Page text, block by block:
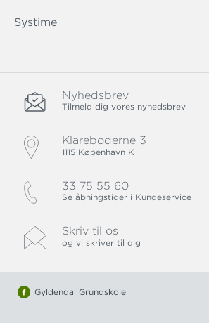
Systime
Nyhedsbrev
Tilmeld dig vores nyhedsbrev
Klareboderne 3
1115 København K
33 75 55 60
Se åbningstider i Kundeservice
Skriv til os
og vi skriver til dig
Gyldendal Grundskole